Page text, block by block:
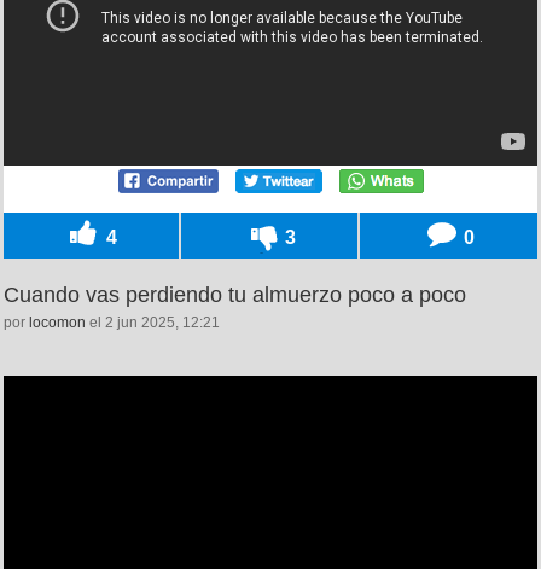
4 3 0
Cuando vas perdiendo tu almuerzo poco a poco
por locomon el 2 jun 2025, 12:21